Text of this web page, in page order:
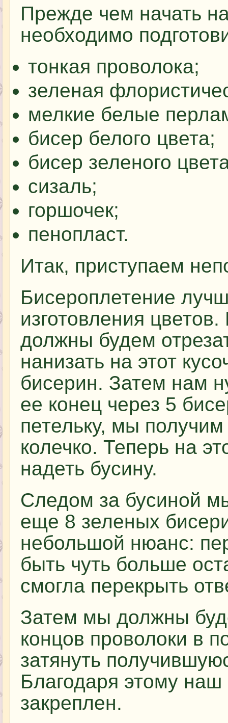
Прежде чем начать
необходимо
тонкая проволока;
зеленая
мелкие белые
бисер белого цвета;
бисер зеленого
сизаль;
горшочек;
пенопласт.
Итак, приступаем
Бисероплетение
изготовления
должны будем
нанизать на этот
бисерин. Затем нам
ее конец через 5
петельку, мы
колечко. Теперь на
надеть бусину.
Следом за бусиной
еще 8 зеленых
небольшой нюанс:
быть чуть больше
смогла перекрыть
Затем мы должны
концов проволоки в
затянуть
Благодаря этому наш
закреплен.